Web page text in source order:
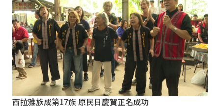
西拉雅族成第17族 原民日慶賀正名成功